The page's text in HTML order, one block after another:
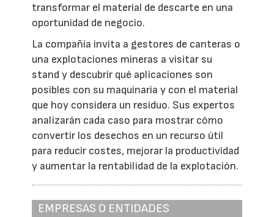
transformar el material de descarte en una
oportunidad de negocio.
La compañía invita a gestores de canteras o
una explotaciones mineras a visitar su
stand y descubrir qué aplicaciones son
posibles con su maquinaria y con el material
que hoy considera un residuo. Sus expertos
analizarán cada caso para mostrar cómo
convertir los desechos en un recurso útil
para reducir costes, mejorar la productividad
y aumentar la rentabilidad de la explotación.
EMPRESAS O ENTIDADES